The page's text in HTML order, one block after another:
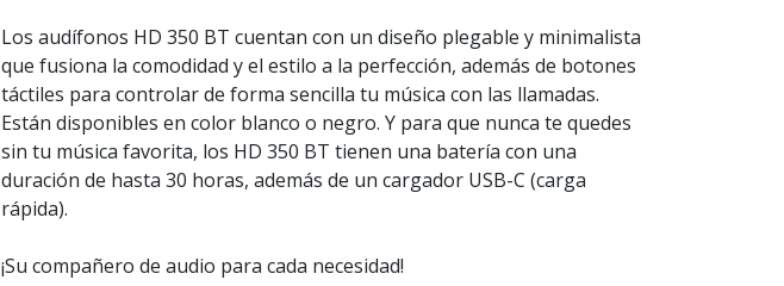
Los audífonos HD 350 BT cuentan con un diseño plegable y minimalista
que fusiona la comodidad y el estilo a la perfección, además de botones
táctiles para controlar de forma sencilla tu música con las llamadas.
Están disponibles en color blanco o negro. Y para que nunca te quedes
sin tu música favorita, los HD 350 BT tienen una batería con una
duración de hasta 30 horas, además de un cargador USB-C (carga
rápida).
¡Su compañero de audio para cada necesidad!